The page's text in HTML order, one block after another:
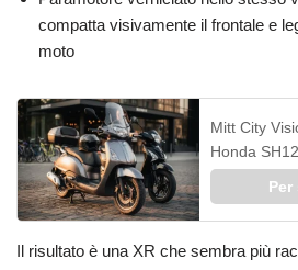
compatta visivamente il frontale e
moto
Mitt City
Honda
Il risultato è una XR che sembra più